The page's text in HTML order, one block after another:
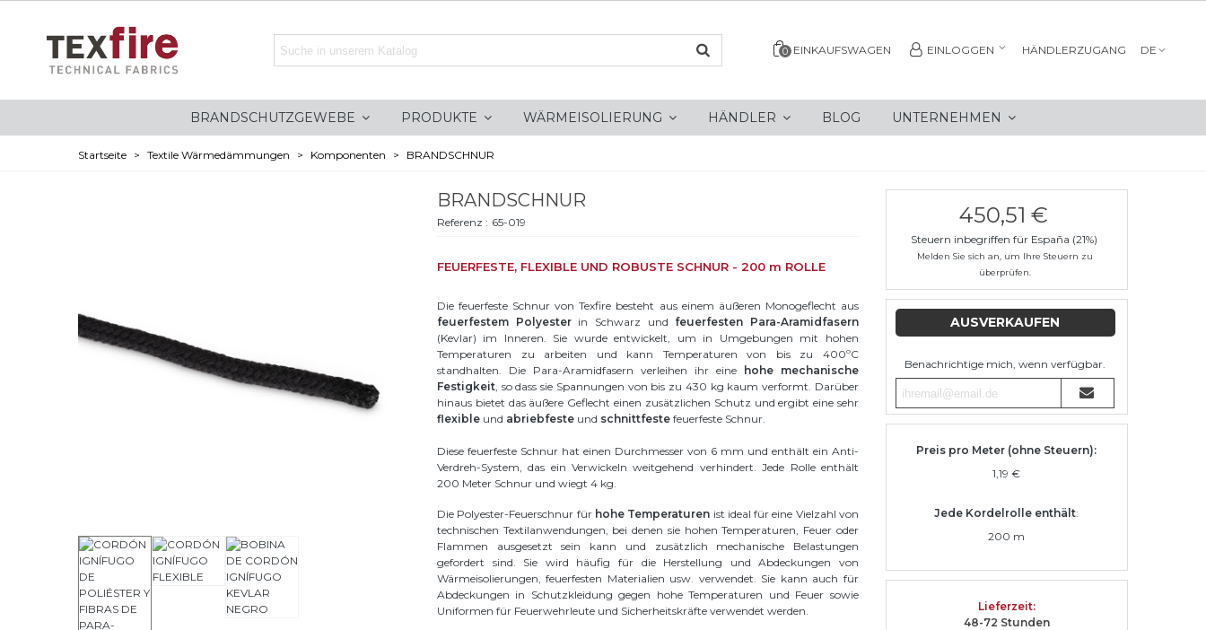
0 EINKAUFSWAGEN EINLOGGEN HÄNDLERZUGANG DE
BRANDSCHUTZGEWEBE PRODUKTE WÄRMEISOLIERUNG HÄNDLER BLOG UNTERNEHMEN
Startseite > Textile Wärmedämmungen > Komponenten > BRANDSCHNUR
BRANDSCHNUR
Referenz : 65-019
FEUERFESTE, FLEXIBLE UND ROBUSTE SCHNUR - 200 m ROLLE
Die feuerfeste Schnur von Texfire besteht aus einem äußeren Monogeflecht aus
feuerfestem Polyesterin Schwarz und feuerfesten Para-Aramidfasern
(Kevlar) im Inneren. Sie wurde entwickelt, um in Umgebungen mit hohen
Temperaturen zu arbeiten und kann Temperaturen von bis zu 400ºC
standhalten. Die Para-Aramidfasern verleihen ihr eine
hohe mechanische
Festigkeit, so dass sie Spannungen von bis zu 430 kg kaum verformt. Darüber
hinaus bietet das äußere Geflecht einen zusätzlichen Schutz und ergibt eine sehr
flexibleund abriebfesteund schnittfestefeuerfeste Schnur.
Diese feuerfeste Schnur hat einen Durchmesser von 6 mm und enthält ein Anti-
Verdreh-System, das ein Verwickeln weitgehend verhindert. Jede Rolle enthält
200 Meter Schnur und wiegt 4 kg.
Die Polyester-Feuerschnur für hohe Temperaturen ist ideal für eine Vielzahl von
technischen Textilanwendungen, bei denen sie hohen Temperaturen, Feuer oder
Flammen ausgesetzt sein kann und zusätzlich mechanische Belastungen
gefordert sind. Sie wird häufig für die Herstellung und Abdeckungen von
Wärmeisolierungen, feuerfesten Materialien usw. verwendet. Sie kann auch für
Abdeckungen in Schutzkleidung gegen hohe Temperaturen und Feuer sowie
Uniformen für Feuerwehrleute und Sicherheitskräfte verwendet werden.
450,51 €
Steuern inbegriffen für España (21%)
Melden Sie sich an, um Ihre Steuern zu
überprüfen.
AUSVERKAUFEN
Benachrichtige mich, wenn verfügbar.
Preis pro Meter (ohne Steuern):
1,19 €
Jede Kordelrolle enthält:
200 m
Lieferzeit:
48-72 Stunden